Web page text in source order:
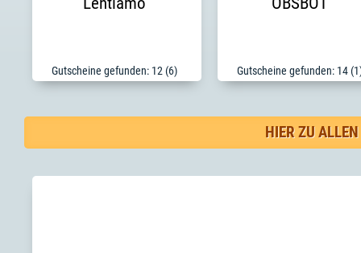
Gutscheine gefunden: 12 (6) Gutscheine gefunden: 14
HIER ZU